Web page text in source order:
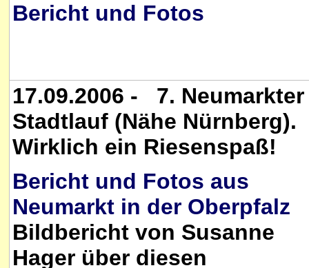
Bericht und Fotos
17.09.2006 - 7. Neumarkter
Stadtlauf (Nähe Nürnberg).
Wirklich ein Riesenspaß!
Bericht und Fotos aus
Neumarkt in der Oberpfalz
Bildbericht von Susanne
Hager über diesen